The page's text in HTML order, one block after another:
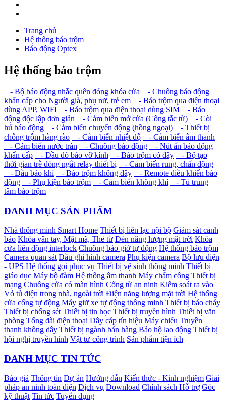
Trang chủ
Hệ thống báo trộm
Báo động Optex
Hệ thống báo trộm
- Bộ báo động nhắc quên đóng khóa cửa
- Chuông báo động
khẩn cấp cho Người già, phụ nữ, trẻ em
- Báo trộm qua điện thoại
dùng APP, WIFI
- Báo trộm qua điện thoại dùng SIM
- Báo
động độc lập đơn giản
- Cảm biến mở cửa (Công tắc từ)
- Còi
hú báo động
- Cảm biến chuyển động (hồng ngoại)
- Thiết bị
chống trộm hàng rào
- Cảm biến nhiệt độ
- Cảm biến âm thanh
- Cảm biến nước tràn
- Chuông báo động
- Nút ấn báo động
khẩn cấp
- Đầu dò báo vỡ kính - Báo trộm có dây
- Bộ tạo
thời gian trễ đóng ngắt relay thiết bị
- Cảm biến rung, chấn động
- Đầu báo khí
- Báo trộm không dây
- Remote điều khiển báo
động
- Phụ kiện báo trộm - Cảm biến không khí
- Tủ trung
tâm báo trộm
DANH MỤC SẢN PHẨM
Nhà thông minh Smart Home Thiết bị liên lạc nội bộ Giám sát cảnh
báo Khóa vân tay, Mật mã, Thẻ từ Đèn năng lượng mặt trời Khóa
cửa liên động interlock Chuông báo giờ tự động Hệ thống báo trộm
Camera quan sát Đầu ghi hình camera Phụ kiện camera Bộ lưu điện
- UPS Hệ thống gọi phục vụ Thiết bị vệ sinh thông minh Thiết bị
giáo dục Máy bộ đàm Hệ thống âm thanh Máy chấm công Thiết bị
mạng Chuông cửa có màn hình Cổng từ an ninh Kiểm soát ra vào
Vỏ tủ điện trong nhà, ngoài trời Điện năng lượng mặt trời Hệ thống
cửa cổng tự động Máy giữ xe tự động thông minh Thiết bị báo cháy
Thiết bị chống sét Thiết bị tin học Thiết bị truyền hình Thiết bị văn
phòng Tổng đài điện thoại Dây cáp tín hiệu Máy chiếu Truyền
thanh không dây Thiết bị ngành bán hàng Bảo hộ lao động Thiết bị
hội nghị truyền hình Vật tư công trình Sản phẩm tiện ích
DANH MỤC TIN TỨC
Báo giá Thông tin Dự án Hướng dẫn Kiến thức - Kinh nghiệm Giải
pháp an ninh toàn diện Dịch vụ Download Chính sách Hỗ trợ Góc
kỹ thuật Tin tức Tuyển dụng